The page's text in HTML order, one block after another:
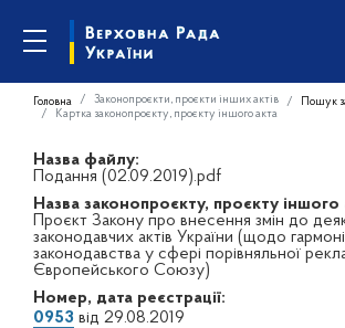
Головна Законопроєкти, проєкти інших актів
Пошук
Картка законопроєкту, проєкту іншого акта
Назва файлу:
Подання (02.09.2019).pdf
Назва законопроєкту, проєкту іншого
Проєкт Закону про внесення змін до
законодавчих актів України (щодо
законодавства у сфері порівняльної
Європейського Союзу)
Номер, дата реєстрації:
0953 від 29.08.2019